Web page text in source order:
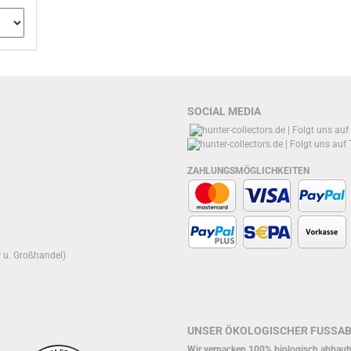
u. Großhandel)
SOCIAL MEDIA
ZAHLUNGSMÖGLICHKEITEN
UNSER ÖKOLOGISCHER